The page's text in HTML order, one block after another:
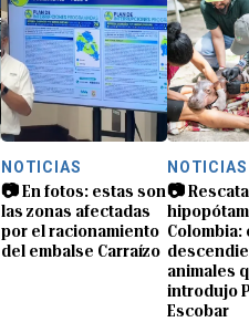
NOTICIAS
📷 En fotos: estas son
las zonas afectadas
por el racionamiento
del embalse Carraízo
NOTICIAS
📷
Colombia:
animales
introdujo
Escobar